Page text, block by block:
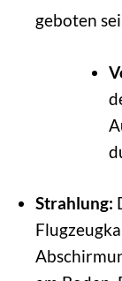
geboten
Strahlung: